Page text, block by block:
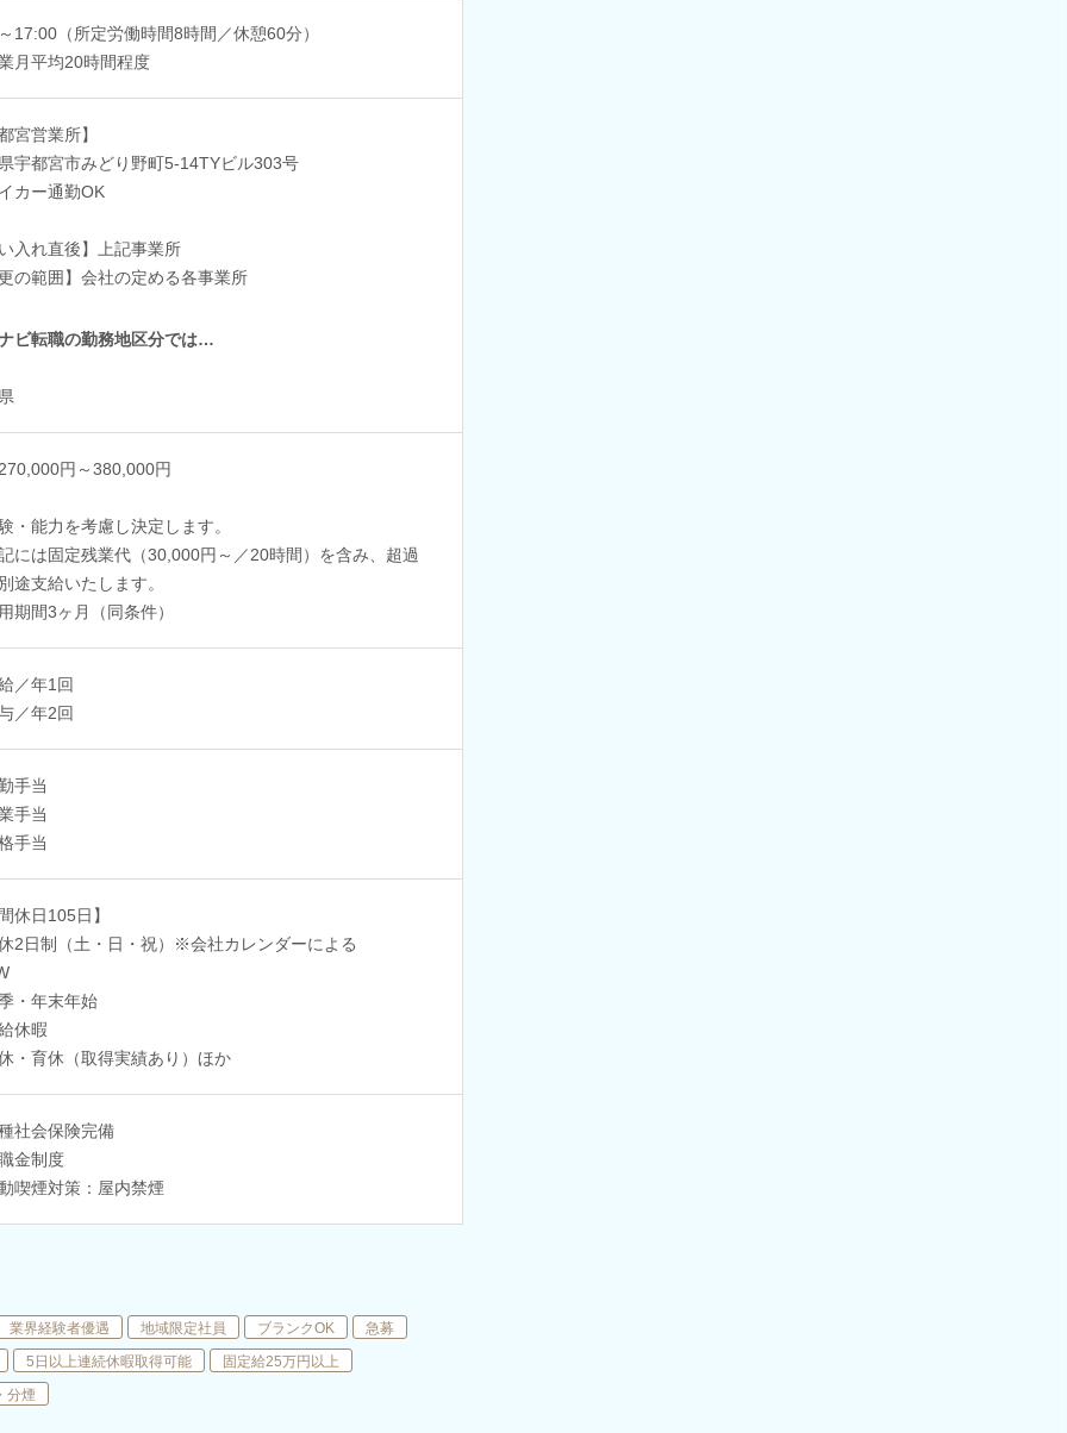
17:00（所定労働時間8時間／休憩60分）
月平均20時間程度
宮営業所】
宇都宮市みどり野町5-14TYビル303号
カー通勤OK
入れ直後】上記事業所
の範囲】会社の定める各事業所
ビ転職の勤務地区分では…
円～380,000円
・能力を考慮し決定します。
には固定残業代（30,000円～／20時間）を含み、超過
途支給いたします。
期間3ヶ月（同条件）
／年1回
／年2回
手当
手当
手当
休日105日】
2日制（土・日・祝）※会社カレンダーによる
・年末年始
休暇
・育休（取得実績あり）ほか
社会保険完備
金制度
喫煙対策：屋内禁煙
業界経験者優遇 地域限定社員 ブランクOK
急募
5日以上連続休暇取得可能
固定給25万円以上
分煙